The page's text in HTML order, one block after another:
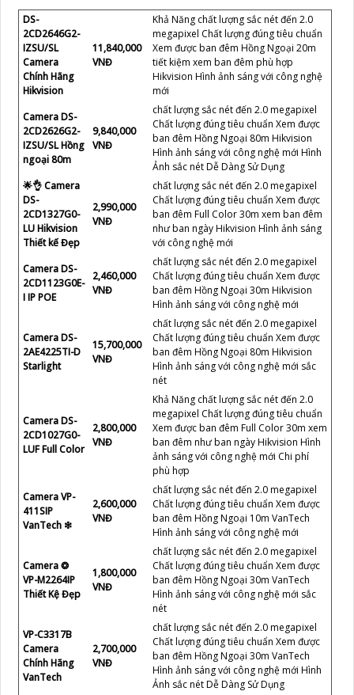
DS-
2CD2646G2-
IZSU/SL
Camera
Chính Hãng
Hikvision
11,840,000
VNĐ
Khả Năng chất lượng sắc nét đến 2.0
megapixel Chất lượng đúng tiêu chuẩn
Xem được ban đêm Hồng Ngoại 20m
tiết kiệm xem ban đêm phù hợp
Hikvision Hình ảnh sáng với công nghệ
mới
Camera DS-
2CD2626G2-
IZSU/SL Hồng
ngoại 80m
9,840,000
VNĐ
chất lượng sắc nét đến 2.0 megapixel
Chất lượng đúng tiêu chuẩn Xem được
ban đêm Hồng Ngoại 80m Hikvision
Hình ảnh sáng với công nghệ mới Hình
Ảnh sắc nét Dễ Dàng Sử Dụng
🌟👌 Camera
DS-
2CD1327G0-
LU Hikvision
Thiết kế Đẹp
2,990,000
VNĐ
chất lượng sắc nét đến 2.0 megapixel
Chất lượng đúng tiêu chuẩn Xem được
ban đêm Full Color 30m xem ban đêm
như ban ngày Hikvision Hình ảnh sáng
với công nghệ mới
Camera DS-
2CD1123G0E-
I IP POE
2,460,000
VNĐ
chất lượng sắc nét đến 2.0 megapixel
Chất lượng đúng tiêu chuẩn Xem được
ban đêm Hồng Ngoại 30m Hikvision
Hình ảnh sáng với công nghệ mới
Camera DS-
2AE4225TI-D
Starlight
15,700,000
VNĐ
chất lượng sắc nét đến 2.0 megapixel
Chất lượng đúng tiêu chuẩn Xem được
ban đêm Hồng Ngoại 80m Hikvision
Hình ảnh sáng với công nghệ mới sắc
nét
Camera DS-
2CD1027G0-
LUF Full Color
2,800,000
VNĐ
Khả Năng chất lượng sắc nét đến 2.0
megapixel Chất lượng đúng tiêu chuẩn
Xem được ban đêm Full Color 30m xem
ban đêm như ban ngày Hikvision Hình
ảnh sáng với công nghệ mới Chi phí
phù hợp
Camera VP-
411SIP
VanTech ❇
2,600,000
VNĐ
chất lượng sắc nét đến 2.0 megapixel
Chất lượng đúng tiêu chuẩn Xem được
ban đêm Hồng Ngoại 10m VanTech
Hình ảnh sáng với công nghệ mới
Camera ❂
VP-M2264IP
Thiết Kệ Đẹp
1,800,000
VNĐ
chất lượng sắc nét đến 2.0 megapixel
Chất lượng đúng tiêu chuẩn Xem được
ban đêm Hồng Ngoại 30m VanTech
Hình ảnh sáng với công nghệ mới sắc
nét
VP-C3317B
Camera
Chính Hãng
VanTech
2,700,000
VNĐ
chất lượng sắc nét đến 2.0 megapixel
Chất lượng đúng tiêu chuẩn Xem được
ban đêm Hồng Ngoại 30m VanTech
Hình ảnh sáng với công nghệ mới Hình
Ảnh sắc nét Dễ Dàng Sử Dụng